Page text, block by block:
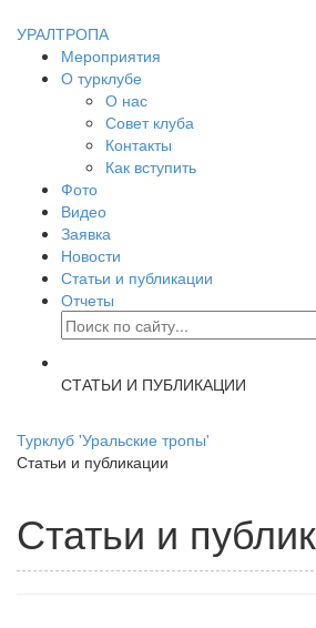
УРАЛТРОПА
Мероприятия
О турклубе
О нас
Совет клуба
Контакты
Как вступить
Фото
Видео
Заявка
Новости
Статьи и публикации
Отчеты
СТАТЬИ И ПУБЛИКАЦИИ
Турклуб 'Уральские тропы'
Статьи и публикации
Статьи и